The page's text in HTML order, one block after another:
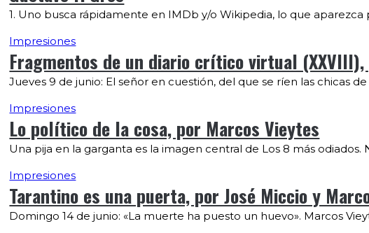
1. Uno busca rápidamente en IMDb y/o Wikipedia, lo que
Impresiones
Fragmentos de un diario crítico virtual
Jueves 9 de junio: El señor en cuestión, del que se ríen las chicas
Impresiones
Lo político de la cosa, por Marcos Vieytes
Una pija en la garganta es la imagen central de Los 8 más odiados.
Impresiones
Tarantino es una puerta, por José Miccio y
Domingo 14 de junio: «La muerte ha puesto un huevo». Marcos